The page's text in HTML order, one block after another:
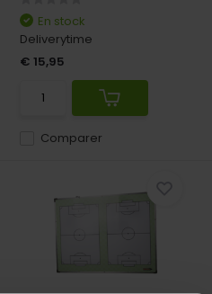
Comparer
En stock
Deliverytime
€ 15,95